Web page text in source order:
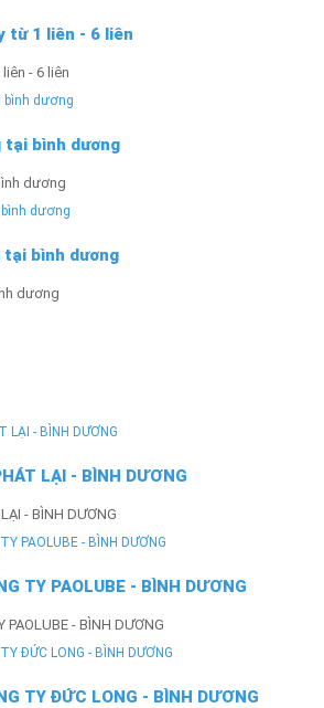
từ 1 liên - 6 liên
- 6 liên
tại bình dương
dương
bình dương
dương
LẠI - BÌNH DƯƠNG
- BÌNH DƯƠNG
TY PAOLUBE - BÌNH DƯƠNG
PAOLUBE - BÌNH DƯƠNG
TY ĐỨC LONG - BÌNH DƯƠNG